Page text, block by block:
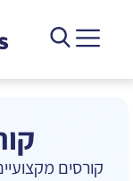
קורסים